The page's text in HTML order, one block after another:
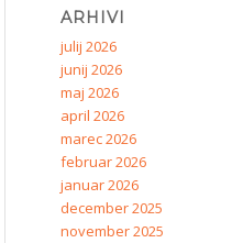
ARHIVI
julij 2026
junij 2026
maj 2026
april 2026
marec 2026
februar 2026
januar 2026
december 2025
november 2025